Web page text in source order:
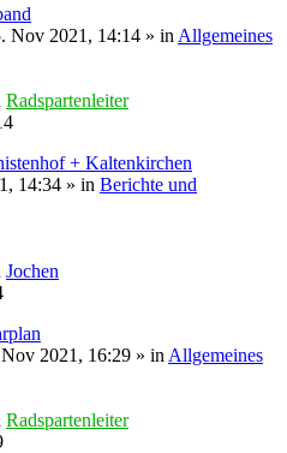
Nov 2021, 14:14 » in Allgemeines
Radspartenleiter
+ Kaltenkirchen
14:34 » in Berichte und
Jochen
2021, 16:29 » in Allgemeines
Radspartenleiter